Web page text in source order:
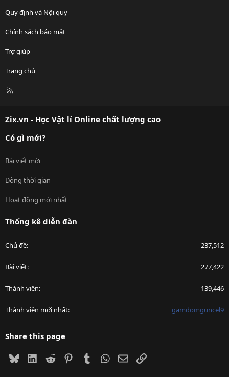
Quy định và Nội quy
Chính sách bảo mật
Trợ giúp
Trang chủ
R
Zix.vn - Học Vật lí Online chất lượng cao
Có gì mới?
Bài viết mới
Dòng thời gian
Hoạt động mới nhất
Thống kê diễn đàn
Chủ đề 237,512
Bài viết 277,422
Thành viên 139,446
Thành viên mới nhất gamdomguncel9
Share this page
BlueskyLinkedIn
Reddit PinterestTumblrWhatsApp
EmailLink